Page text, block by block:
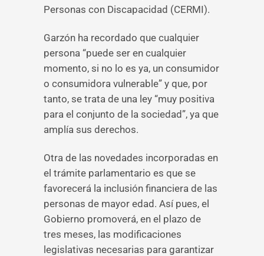
Personas con Discapacidad (CERMI).
Garzón ha recordado que cualquier
persona “puede ser en cualquier
momento, si no lo es ya, un consumidor
o consumidora vulnerable” y que, por
tanto, se trata de una ley “muy positiva
para el conjunto de la sociedad”, ya que
amplía sus derechos.
Otra de las novedades incorporadas en
el trámite parlamentario es que se
favorecerá la inclusión financiera de las
personas de mayor edad. Así pues, el
Gobierno promoverá, en el plazo de
tres meses, las modificaciones
legislativas necesarias para garantizar